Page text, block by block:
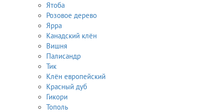
Ятоба
Розовое дерево
Ярра
Канадский клён
Вишня
Палисандр
Тик
Клён европейский
Красный дуб
Гикори
Тополь